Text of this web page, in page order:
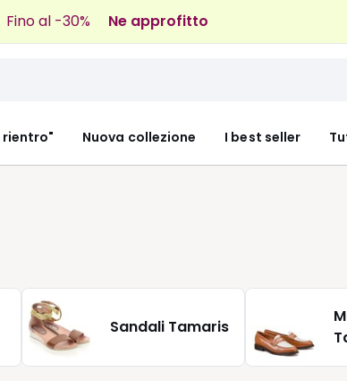
Fino al -30% Ne approfitto
rientro" Nuova collezione I best seller
Sandali Tamaris